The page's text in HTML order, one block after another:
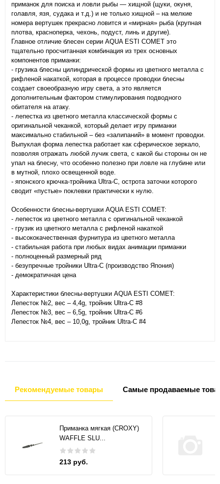
приманок для поиска и ловли рыбы — хищной (щуки, окуня,
голавля, язя, судака и т.д.) и не только хищной – на мелкие
номера вертушек прекрасно ловится и «мирная» рыба (крупная
плотва, красноперка, чехонь, подуст, линь и другие).
Главное отличие блесен серии AQUA ESTI COMET это
тщательно просчитанная комбинация из трех основных
компонентов приманки:
- грузика блесны цилиндрической формы из цветного металла с
рифленой накаткой, которая в процессе проводки блесны
создает своеобразную игру света, а это является
дополнительным фактором стимулирования подводного
обитателя на атаку.
- лепестка из цветного металла классической формы с
оригинальной чеканкой, который делает игру приманки
максимально стабильной – без «залипаний» в момент проводки.
Выпуклая форма лепестка работает как сферическое зеркало,
позволяя отражать любой лучик света, с какой бы стороны он не
упал на блесну, что особенно полезно при ловле на глубине или
в мутной, плохо освещенной воде.
- японского крючка-тройника Ultra-C, острота заточки которого
сводит «пустые» поклевки практически к нулю.
Особенности блесны-вертушки AQUA ESTI COMET:
- лепесток из цветного металла с оригинальной чеканкой
- грузик из цветного металла с рифленой накаткой
- высококачественная фурнитура из цветного металла
- стабильная работа при любых видах анимации приманки
- полноценный размерный ряд
- безупречные тройники Ultra-C (производство Япония)
- демократичная цена
Характеристики блесны-вертушки AQUA ESTI COMET:
Лепесток №2, вес – 4,4g, тройник Ultra-C #8
Лепесток №3, вес – 6,5g, тройник Ultra-C #6
Лепесток №4, вес – 10,0g, тройник Ultra-C #4
Рекомендуемые товары Самые продаваемые
Приманка мягкая (CROXY)
WAFFLE SLU...
213 руб.